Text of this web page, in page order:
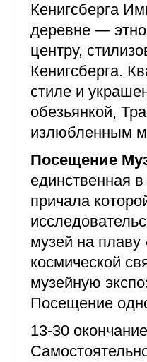
Кенигсберга
деревне —
центру,
Кенигсберга.
стиле и
обезьянкой,
излюбленным
Посещение
единственная
причала
музей на плаву
космической
музейную
Посещение
13-30